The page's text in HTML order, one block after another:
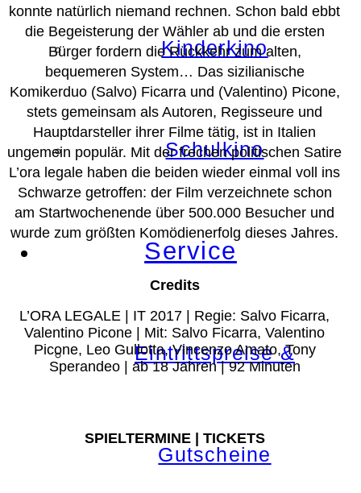
Kinderkino
Schulkino
Service
Eintrittspreise &
Gutscheine
konnte natürlich niemand rechnen. Schon bald ebbt
die Begeisterung der Wähler ab und die ersten
Bürger fordern die Rückkehr zum alten,
bequemeren System… Das sizilianische
Komikerduo (Salvo) Ficarra und (Valentino) Picone,
stets gemeinsam als Autoren, Regisseure und
Hauptdarsteller ihrer Filme tätig, ist in Italien
ungemein populär. Mit der frechen politischen Satire
L’ora legale haben die beiden wieder einmal voll ins
Schwarze getroffen: der Film verzeichnete schon
am Startwochenende über 500.000 Besucher und
wurde zum größten Komödienerfolg dieses Jahres.
Credits
L’ORA LEGALE | IT 2017 | Regie: Salvo Ficarra,
Valentino Picone | Mit: Salvo Ficarra, Valentino
Picone, Leo Gullotta, Vincenzo Amato, Tony
Sperandeo | ab 18 Jahren | 92 Minuten
SPIELTERMINE | TICKETS